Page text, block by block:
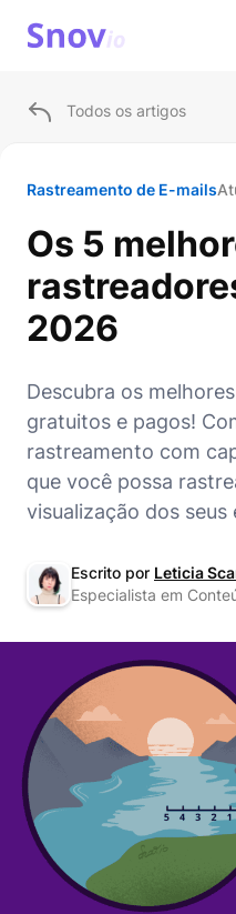
Todos os artigos
Rastreamento de E-mails
Os 5
2026
Descubra os
gratuitos e pagos!
rastreamento com
que você possa
visualização dos seus
Escrito por Leticia
Especialista em